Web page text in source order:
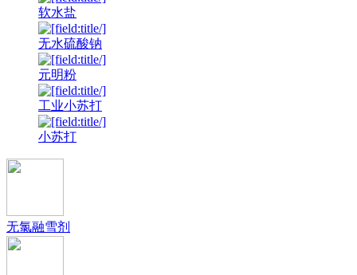
软水盐
无水硫酸钠
元明粉
工业小苏打
小苏打
无氯融雪剂